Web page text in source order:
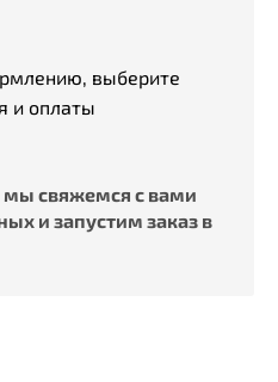
выберите
и оплаты
свяжемся с вами
и запустим заказ в